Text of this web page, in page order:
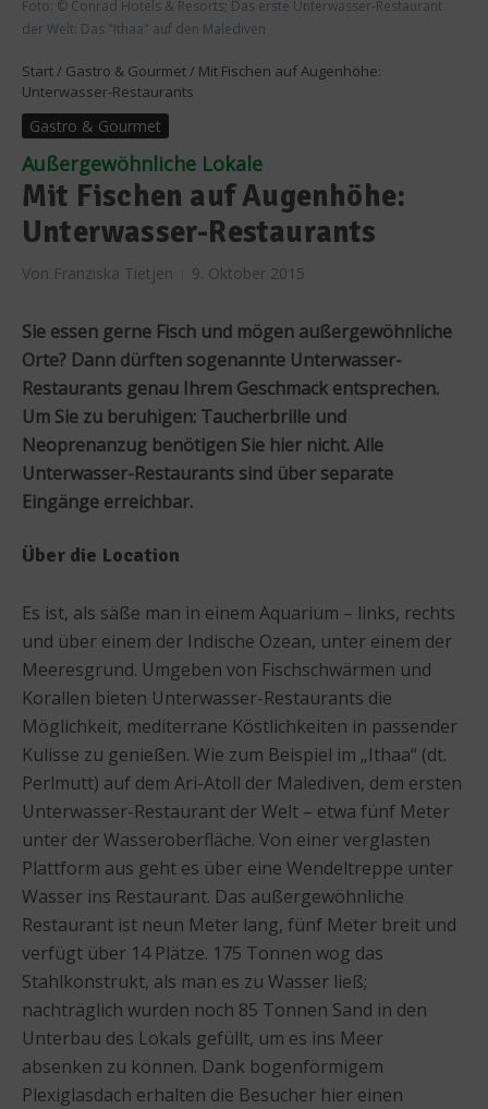
Foto: © Conrad Hotels & Resorts; Das erste Unterwasser-Restaurant
der Welt: Das "Ithaa" auf den Malediven
Start / Gastro & Gourmet / Mit Fischen auf Augenhöhe:
Unterwasser-Restaurants
Gastro & Gourmet
Außergewöhnliche Lokale
Mit Fischen auf Augenhöhe:
Unterwasser-Restaurants
Von Franziska Tietjen 9. Oktober 2015
Sie essen gerne Fisch und mögen außergewöhnliche
Orte? Dann dürften sogenannte Unterwasser-
Restaurants genau Ihrem Geschmack entsprechen.
Um Sie zu beruhigen: Taucherbrille und
Neoprenanzug benötigen Sie hier nicht. Alle
Unterwasser-Restaurants sind über separate
Eingänge erreichbar.
Über die Location
Es ist, als säße man in einem Aquarium – links, rechts
und über einem der Indische Ozean, unter einem der
Meeresgrund. Umgeben von Fischschwärmen und
Korallen bieten Unterwasser-Restaurants die
Möglichkeit, mediterrane Köstlichkeiten in passender
Kulisse zu genießen. Wie zum Beispiel im „Ithaa“ (dt.
Perlmutt) auf dem Ari-Atoll der Malediven, dem ersten
Unterwasser-Restaurant der Welt – etwa fünf Meter
unter der Wasseroberfläche. Von einer verglasten
Plattform aus geht es über eine Wendeltreppe unter
Wasser ins Restaurant. Das außergewöhnliche
Restaurant ist neun Meter lang, fünf Meter breit und
verfügt über 14 Plätze. 175 Tonnen wog das
Stahlkonstrukt, als man es zu Wasser ließ;
nachträglich wurden noch 85 Tonnen Sand in den
Unterbau des Lokals gefüllt, um es ins Meer
absenken zu können. Dank bogenförmigem
Plexiglasdach erhalten die Besucher hier einen